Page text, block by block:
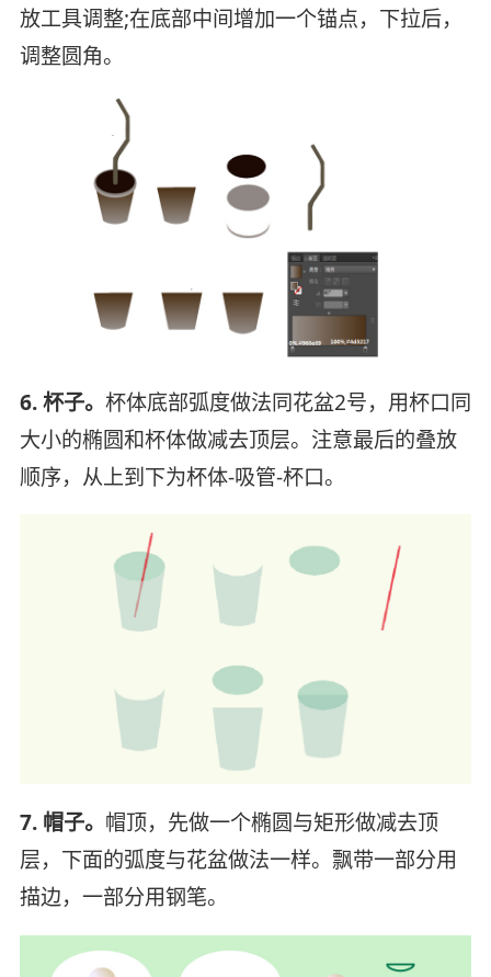
放工具调整;在底部中间增加一个锚点，下拉后，
调整圆角。
6. 杯子。 杯体底部弧度做法同花盆2号，用杯口同
大小的椭圆和杯体做减去顶层。注意最后的叠放
顺序，从上到下为杯体-吸管-杯口。
7. 帽子。 帽顶，先做一个椭圆与矩形做减去顶
层，下面的弧度与花盆做法一样。飘带一部分用
描边，一部分用钢笔。